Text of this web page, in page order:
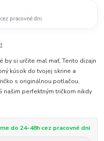
pracovné dni.
by si určite mal mať, Tento dizajn
kúsok do tvojej skrine a
s originálnou potlačou,
našim perfektným tričkom nikdy
do 24-48h cez pracovné dni